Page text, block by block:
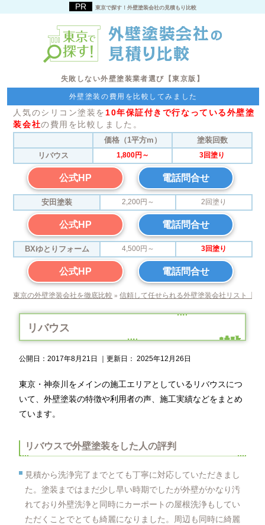
東京で探す！外壁塗装会社の見積もり比較
失敗しない外壁塗装業者選び【東京版】
外壁塗装の費用を比較してみました
人気のシリコン塗装を 10年保証付きで行なっている外壁塗
装会社の費用を比較しました。
価格（1平方m）
塗装回数
リバウス
1,800円～ 3回塗り
公式HP 電話問合せ
安田塗装 2,200円～ 2回塗り
公式HP 電話問合せ
BXゆとりフォーム 4,500円～ 3回塗り
公式HP 電話問合せ
東京の外壁塗装会社を徹底比較 »信頼して任せられる外壁塗装会社リスト【東
リバウス
公開日：2017年8月21日 ｜更新日：2025年12月26日
東京・神奈川をメインの施工エリアとしているリバウスにつ
いて、外壁塗装の特徴や利用者の声、施工実績などをまとめ
ています。
リバウスで外壁塗装をした人の評判
見積から洗浄完了までとても丁寧に対応していただきまし
た。塗装まではまだ少し早い時期でしたが外壁がかなり汚
れており外壁洗浄と同時にカーポートの屋根洗浄もしてい
ただくことでとても綺麗になりました。周辺も同時に綺麗